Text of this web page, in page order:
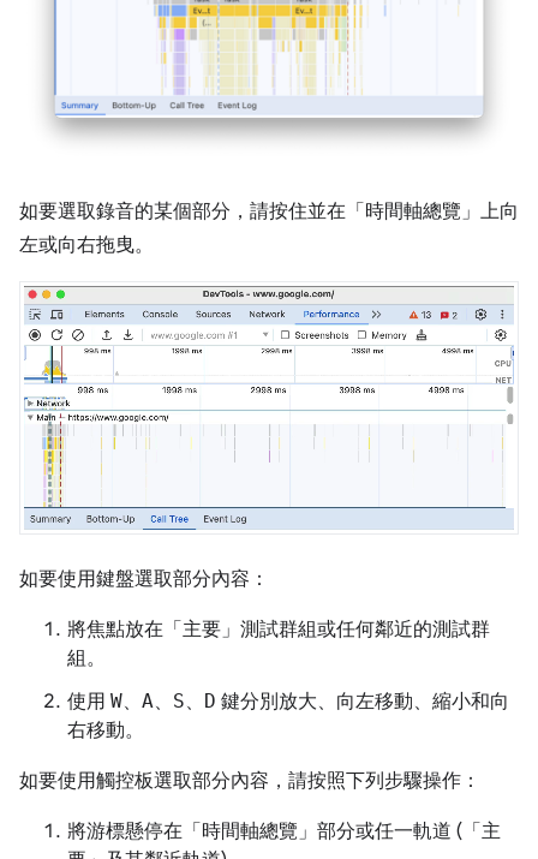
如要選取錄音的某個部分，請按住並在「時間軸總覽」 上向
左或向右拖曳。
如要使用鍵盤選取部分內容：
將焦點放在「主要」 測試群組或任何鄰近的測試群
組。
使用 W、 A、 S、 D 鍵分別放大、向左移動、縮小和向
右移動。
如要使用觸控板選取部分內容，請按照下列步驟操作：
將游標懸停在「時間軸總覽」 部分或任一軌道 (「主